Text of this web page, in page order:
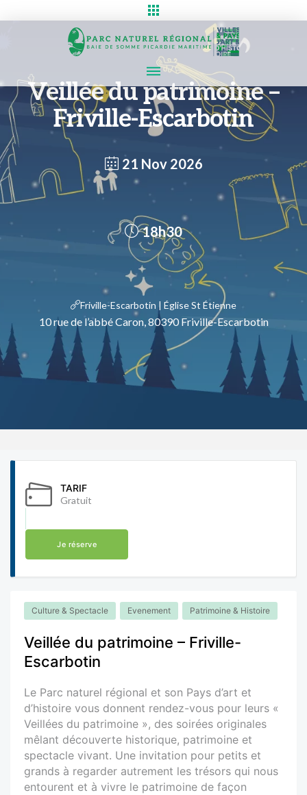
Veillée du patrimoine –
Friville-Escarbotin
21 Nov 2026
18h30
Friville-Escarbotin | Église St Étienne
10 rue de l’abbé Caron, 80390 Friville-Escarbotin
TARIF
Gratuit
Je réserve
Culture & Spectacle Evenement Patrimoine & Histoire
Veillée du patrimoine – Friville-
Escarbotin
Le Parc naturel régional et son Pays d’art et
d’histoire vous donnent rendez-vous pour leurs «
Veillées du patrimoine », des soirées originales
mêlant découverte historique, patrimoine et
spectacle vivant. Une invitation pour petits et
grands à regarder autrement les trésors qui nous
entourent et à vivre le patrimoine de façon